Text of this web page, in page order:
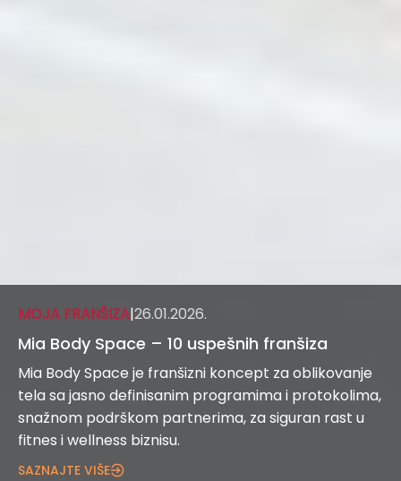
MOJA FRANŠIZA|26.01.2026.
Mia Body Space – 10 uspešnih franšiza
Mia Body Space je franšizni koncept za oblikovanje
tela sa jasno definisanim programima i protokolima,
snažnom podrškom partnerima, za siguran rast u
fitnes i wellness biznisu.
SAZNAJTE VIŠE